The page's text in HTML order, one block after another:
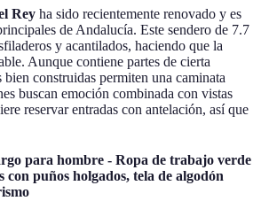
Rey ha sido recientemente renovado y es
de Andalucía. Este sendero de 7.7
y acantilados, haciendo que la
Aunque contiene partes de cierta
bien construidas permiten una caminata
buscan emoción combinada con vistas
reservar entradas con antelación, así que
para hombre - Ropa de trabajo verde
puños holgados, tela de algodón